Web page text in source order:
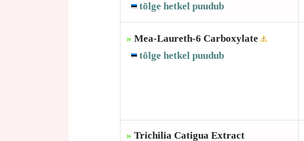
tõlge hetkel puudub
» Mea-Laureth-6 Carboxylate
tõlge hetkel puudub
» Trichilia Catigua Extract